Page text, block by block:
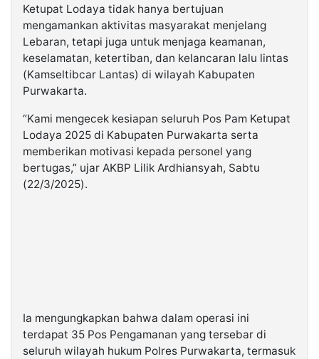
Ketupat Lodaya tidak hanya bertujuan
mengamankan aktivitas masyarakat menjelang
Lebaran, tetapi juga untuk menjaga keamanan,
keselamatan, ketertiban, dan kelancaran lalu lintas
(Kamseltibcar Lantas) di wilayah Kabupaten
Purwakarta.
“Kami mengecek kesiapan seluruh Pos Pam Ketupat
Lodaya 2025 di Kabupaten Purwakarta serta
memberikan motivasi kepada personel yang
bertugas,” ujar AKBP Lilik Ardhiansyah, Sabtu
(22/3/2025).
Ia mengungkapkan bahwa dalam operasi ini
terdapat 35 Pos Pengamanan yang tersebar di
seluruh wilayah hukum Polres Purwakarta, termasuk